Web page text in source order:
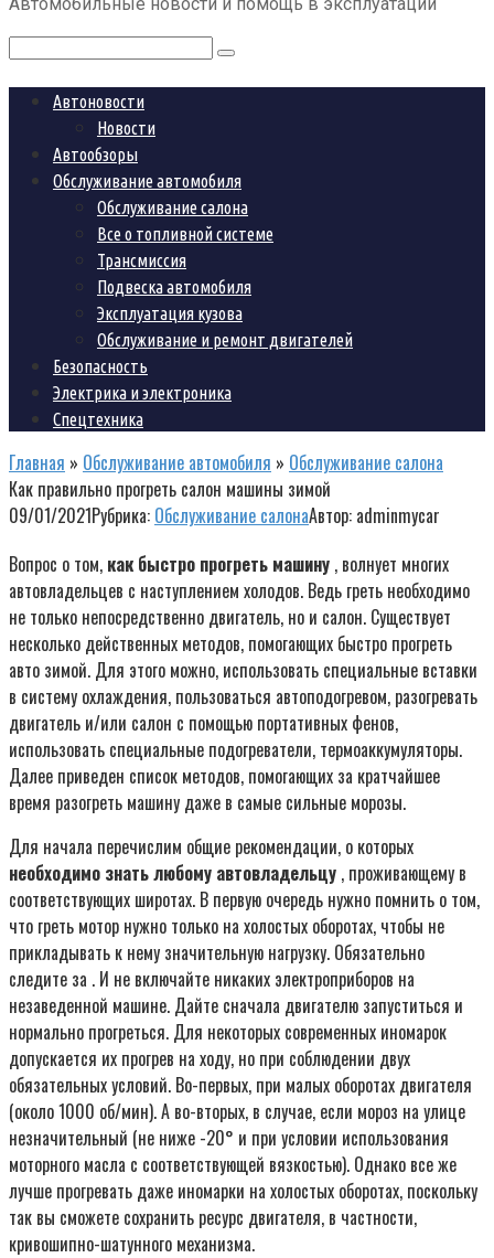
Поиск:
Автоновости
Новости
Автообзоры
Обслуживание автомобиля
Обслуживание салона
Все о топливной системе
Трансмиссия
Подвеска автомобиля
Эксплуатация кузова
Обслуживание и ремонт двигателей
Безопасность
Электрика и электроника
Спецтехника
Главная » Обслуживание автомобиля » Обслуживание салона
Как правильно прогреть салон машины зимой
09/01/2021Рубрика: Обслуживание салонаАвтор: adminmycar
Вопрос о том, как быстро прогреть машину , волнует многих
автовладельцев с наступлением холодов. Ведь греть необходимо
не только непосредственно двигатель, но и салон. Существует
несколько действенных методов, помогающих быстро прогреть
авто зимой. Для этого можно, использовать специальные вставки
в систему охлаждения, пользоваться автоподогревом, разогревать
двигатель и/или салон с помощью портативных фенов,
использовать специальные подогреватели, термоаккумуляторы.
Далее приведен список методов, помогающих за кратчайшее
время разогреть машину даже в самые сильные морозы.
Для начала перечислим общие рекомендации, о которых
необходимо знать любому автовладельцу , проживающему в
соответствующих широтах. В первую очередь нужно помнить о том,
что греть мотор нужно только на холостых оборотах, чтобы не
прикладывать к нему значительную нагрузку. Обязательно
следите за . И не включайте никаких электроприборов на
незаведенной машине. Дайте сначала двигателю запуститься и
нормально прогреться. Для некоторых современных иномарок
допускается их прогрев на ходу, но при соблюдении двух
обязательных условий. Во-первых, при малых оборотах двигателя
(около 1000 об/мин). А во-вторых, в случае, если мороз на улице
незначительный (не ниже -20° и при условии использования
моторного масла с соответствующей вязкостью). Однако все же
лучше прогревать даже иномарки на холостых оборотах, поскольку
так вы сможете сохранить ресурс двигателя, в частности,
кривошипно-шатунного механизма.